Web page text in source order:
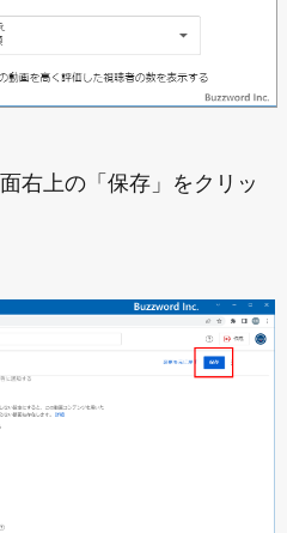
右上の「保存」をクリッ